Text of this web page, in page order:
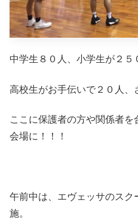
中学生８０人、小学生が２５
高校生がお手伝いで２０人、
ここに保護者の方や関係者
会場に！！！
午前中は、エヴェッサのス
施。